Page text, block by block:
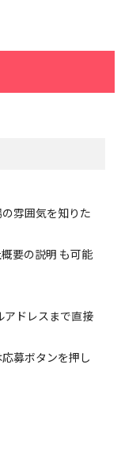
雰囲気を知りた
要の説明 も可能
アドレスまで直接
募ボタンを押し